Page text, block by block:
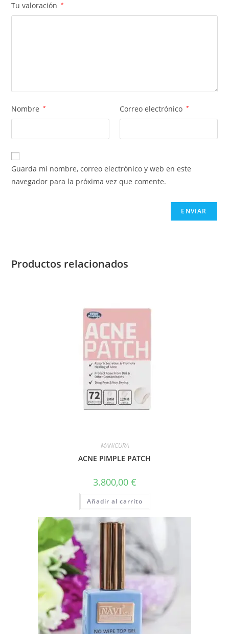
Tu valoración *
Nombre * Correo electrónico *
Guarda mi nombre, correo electrónico y web en este
navegador para la próxima vez que comente.
Productos relacionados
MANICURA
ACNE PIMPLE PATCH
3.800,00 €
Añadir al carrito